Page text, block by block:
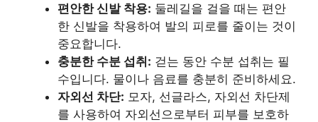
편안한 신발 착용: 둘레길을 걸을 때는 편안
한 신발을 착용하여 발의 피로를 줄이는 것이
중요합니다.
충분한 수분 섭취: 걷는 동안 수분 섭취는 필
수입니다. 물이나 음료를 충분히 준비하세요.
자외선 차단: 모자, 선글라스, 자외선 차단제
를 사용하여 자외선으로부터 피부를 보호하